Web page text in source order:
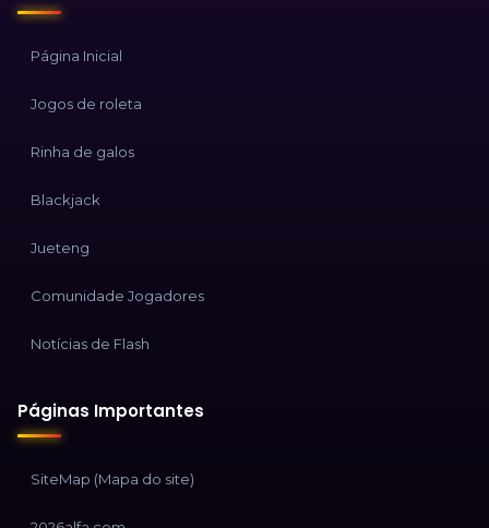
Página Inicial
Jogos de roleta
Rinha de galos
Blackjack
Jueteng
Comunidade Jogadores
Notícias de Flash
Páginas Importantes
SiteMap (Mapa do site)